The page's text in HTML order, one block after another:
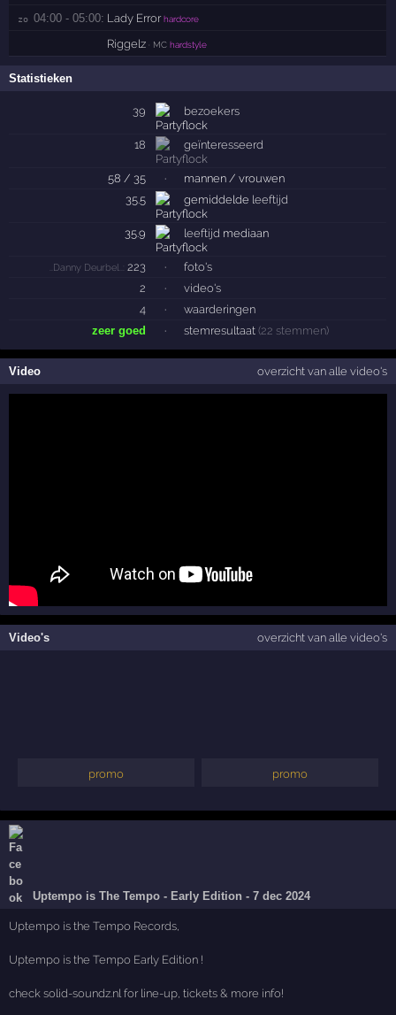
zo 04:00 - 05:00: Lady Error hardcore
Riggelz · MC hardstyle
Statistieken
39 bezoekers
18 geïnteresseerd
58 / 35 ·
mannen / vrouwen
35.5
gemiddelde leeftijd
35.9 leeftijd mediaan
..Danny Deurbel..: 223 ·
foto's
2
·
video's
4
·
waarderingen
zeer goed
· stemresultaat (22 stemmen)
Video overzicht van alle video's
Video's overzicht van alle video's
promo promo
Uptempo is The Tempo - Early Edition - 7 dec 2024
Uptempo is the Tempo Records,
Uptempo is the Tempo Early Edition !
check solid-soundz.nl for line-up, tickets & more info!